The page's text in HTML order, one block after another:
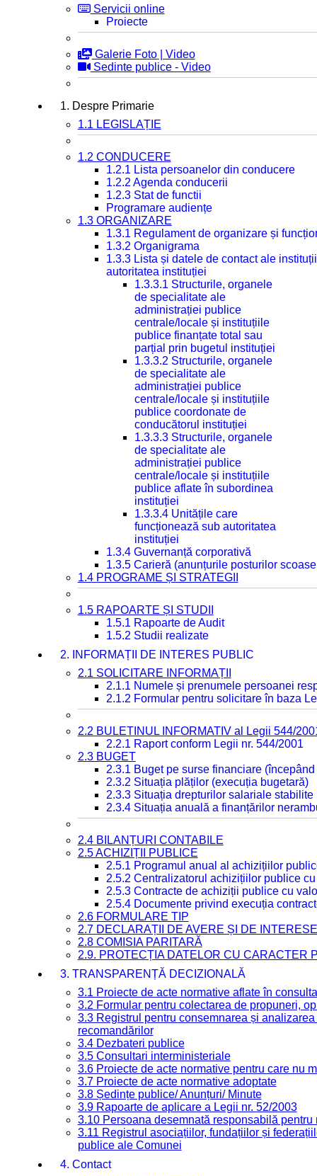
Servicii online
Proiecte
Galerie Foto | Video
Sedinte publice - Video
1. Despre Primarie
1.1 LEGISLAȚIE
1.2 CONDUCERE
1.2.1 Lista persoanelor din conducere
1.2.2 Agenda conducerii
1.2.3 Stat de functii
Programare audiențe
1.3 ORGANIZARE
1.3.1 Regulament de organizare și
1.3.2 Organigrama
1.3.3 Lista și datele de contact ale
autoritatea instituției
1.3.3.1 Structurile, organele
de specialitate ale
administrației publice
centrale/locale și instituțiile
publice finanțate total sau
parțial prin bugetul instituției
1.3.3.2 Structurile, organele
de specialitate ale
administrației publice
centrale/locale și instituțiile
publice coordonate de
conducătorul instituției
1.3.3.3 Structurile, organele
de specialitate ale
administrației publice
centrale/locale și instituțiile
publice aflate în subordinea
instituției
1.3.3.4 Unitățile care
funcționează sub autoritatea
instituției
1.3.4 Guvernanță corporativă
1.3.5 Carieră (anunțurile posturilor
1.4 PROGRAME ȘI STRATEGII
1.5 RAPOARTE ȘI STUDII
1.5.1 Rapoarte de Audit
1.5.2 Studii realizate
2. INFORMAȚII DE INTERES PUBLIC
2.1 SOLICITARE INFORMAȚII
2.1.1 Numele și prenumele persoanei
2.1.2 Formular pentru solicitare în baza
2.2 BULETINUL INFORMATIV al Legii 544/
2.2.1 Raport conform Legii nr. 544/2001
2.3 BUGET
2.3.1 Buget pe surse financiare
2.3.2 Situația plăților (execuția bugetară)
2.3.3 Situația drepturilor salariale
2.3.4 Situația anuală a finanțărilor
2.4 BILANȚURI CONTABILE
2.5 ACHIZIȚII PUBLICE
2.5.1 Programul anual al achizițiilor
2.5.2 Centralizatorul achizițiilor publice
2.5.3 Contracte de achiziții publice cu
2.5.4 Documente privind execuția
2.6 FORMULARE TIP
2.7 DECLARAȚII DE AVERE ȘI DE INTERESE
2.8 COMISIA PARITARĂ
2.9. PROTECȚIA DATELOR CU CARACTER
3. TRANSPARENȚĂ DECIZIONALĂ
3.1 Proiecte de acte normative aflate în
3.2 Formular pentru colectarea de propuneri,
3.3 Registrul pentru consemnarea și
recomandărilor
3.4 Dezbateri publice
3.5 Consultari interministeriale
3.6 Proiecte de acte normative pentru care nu
3.7 Proiecte de acte normative adoptate
3.8 Ședințe publice/ Anunțuri/ Minute
3.9 Rapoarte de aplicare a Legii nr. 52/2003
3.10 Persoana desemnată responsabilă
3.11 Registrul asociațiilor, fundațiilor și
publice ale Comunei
4. Contact